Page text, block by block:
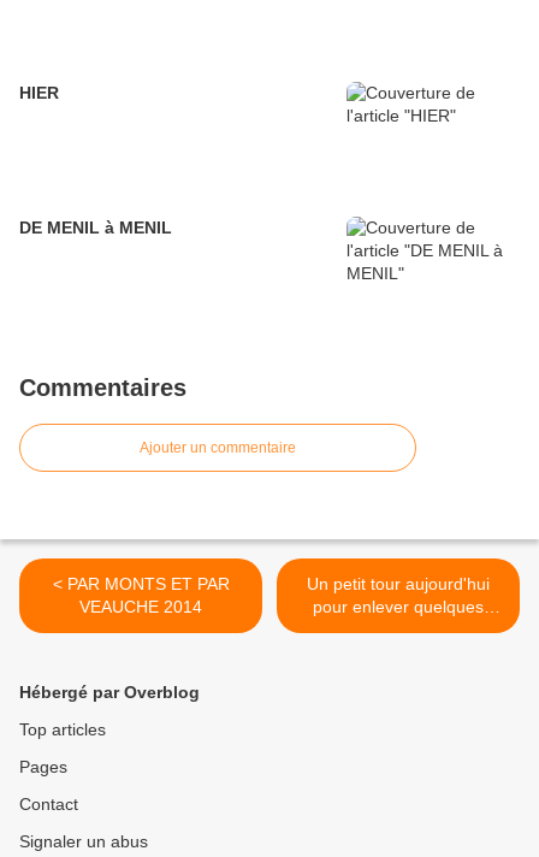
HIER
DE MENIL à MENIL
Commentaires
Ajouter un commentaire
< PAR MONTS ET PAR
VEAUCHE 2014
Un petit tour aujourd'hui
pour enlever quelques
affichettes que les copains
Hébergé par Overblog
Top articles
Pages
Contact
Signaler un abus